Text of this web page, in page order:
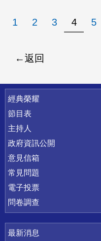
1 2 3 4 5
返回
快速連結
經典榮耀
節目表
主持人
政府資訊公開
意見信箱
常見問題
電子投票
問卷調查
最新消息